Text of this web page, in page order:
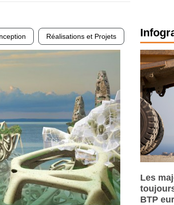
Réalisations et Projets
Les
BTP